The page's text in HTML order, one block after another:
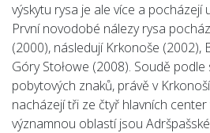
výskytu rysa je ale více a pocházejí
První novodobé nálezy rysa
(2000), následují Krkonoše (2002),
Góry Stołowe (2008). Soudě
pobytových znaků, právě v
nacházejí tři ze čtyř hlavních
významnou oblastí jsou